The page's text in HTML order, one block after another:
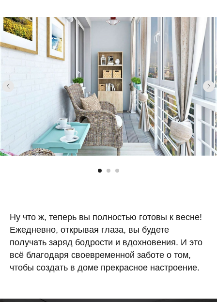
Ну что ж, теперь вы полностью готовы к весне!
Ежедневно, открывая глаза, вы будете
получать заряд бодрости и вдохновения. И это
всё благодаря своевременной заботе о том,
чтобы создать в доме прекрасное настроение.